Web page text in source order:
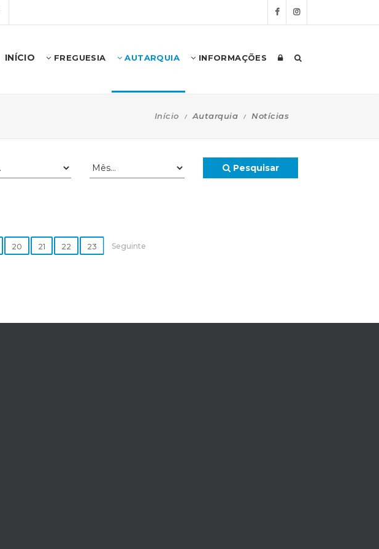
INÍCIO FREGUESIA AUTARQUIA INFORMAÇÕES
Início Autarquia Notícias
Pesquisar
20 21 22 23 Seguinte